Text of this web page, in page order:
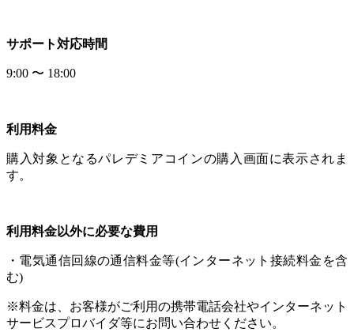
サポート対応時間
9:00 〜 18:00
利用料金
購入対象となるパレデミアコインの購入画面に表示されま
す。
利用料金以外に必要な費用
・電気通信回線の通信料金等(インターネット接続料金を含
む)
※料金は、お客様がご利用の携帯電話会社やインターネット
サービスプロバイダ等にお問い合わせください。